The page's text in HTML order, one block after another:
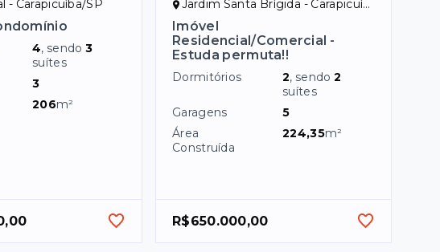
- Carapicuíba/SP
4, sendo3
suítes
3
206m²
Jardim Santa Brígida - Carapicuíba/SP
Imóvel
Residencial/Comercial -
Estuda permuta!!
Dormitórios 2, sendo2
suítes
Garagens
5
Área
Construída
224,35m²
R$650.000,00